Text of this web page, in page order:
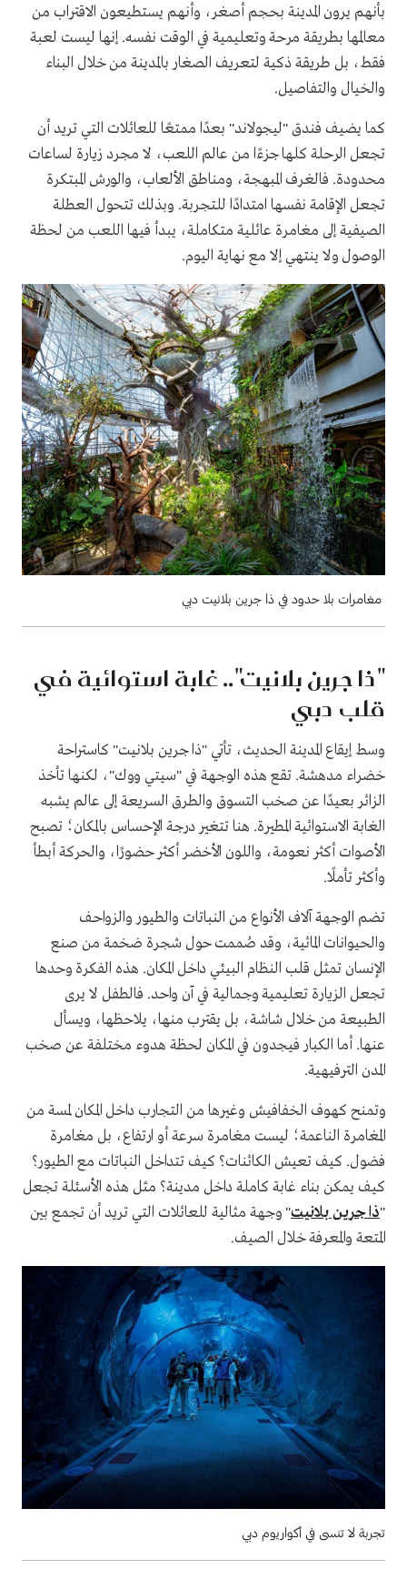
بأنهم يرون المدينة بحجم أصغر، وأنهم يستطيعون الاقتراب من
معالمها بطريقة مرحة وتعليمية في الوقت نفسه. إنها ليست لعبة
فقط، بل طريقة ذكية لتعريف الصغار بالمدينة من خلال البناء
والخيال والتفاصيل.
كما يضيف فندق "ليجولاند" بعدًا ممتعًا للعائلات التي تريد أن
تجعل الرحلة كلها جزءًا من عالم اللعب، لا مجرد زيارة لساعات
محدودة. فالغرف المبهجة، ومناطق الألعاب، والورش المبتكرة
تجعل الإقامة نفسها امتدادًا للتجربة. وبذلك تتحول العطلة
الصيفية إلى مغامرة عائلية متكاملة، يبدأ فيها اللعب من لحظة
الوصول ولا ينتهي إلا مع نهاية اليوم.
مغامرات بلا حدود في ذا جرين بلانيت دبي
"ذا جرين بلانيت".. غابة استوائية في
قلب دبي
وسط إيقاع المدينة الحديث، تأتي "ذا جرين بلانيت" كاستراحة
خضراء مدهشة. تقع هذه الوجهة في "سيتي ووك"، لكنها تأخذ
الزائر بعيدًا عن صخب التسوق والطرق السريعة إلى عالم يشبه
الغابة الاستوائية المطيرة. هنا تتغير درجة الإحساس بالمكان؛ تصبح
الأصوات أكثر نعومة، واللون الأخضر أكثر حضورًا، والحركة أبطأ
وأكثر تأملًا.
تضم الوجهة آلاف الأنواع من النباتات والطيور والزواحف
والحيوانات المائية، وقد صُممت حول شجرة ضخمة من صنع
الإنسان تمثل قلب النظام البيئي داخل المكان. هذه الفكرة وحدها
تجعل الزيارة تعليمية وجمالية في آن واحد. فالطفل لا يرى
الطبيعة من خلال شاشة، بل يقترب منها، يلاحظها، ويسأل
عنها. أما الكبار فيجدون في المكان لحظة هدوء مختلفة عن صخب
المدن الترفيهية.
وتمنح كهوف الخفافيش وغيرها من التجارب داخل المكان لمسة من
المغامرة الناعمة؛ ليست مغامرة سرعة أو ارتفاع، بل مغامرة
فضول. كيف تعيش الكائنات؟ كيف تتداخل النباتات مع الطيور؟
كيف يمكن بناء غابة كاملة داخل مدينة؟ مثل هذه الأسئلة تجعل
"ذا جرين بلانيت" وجهة مثالية للعائلات التي تريد أن تجمع بين
المتعة والمعرفة خلال الصيف.
تجربة لا تنسى في أكواريوم دبي